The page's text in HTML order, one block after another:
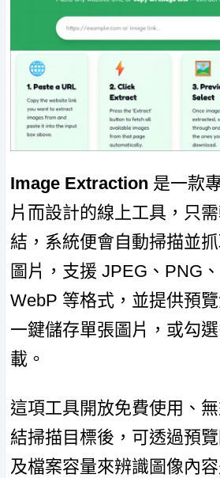
Image Extraction 是一款
片而設計的線上工具，只
結，系統便會自動掃描並
圖片，支援 JPEG、PNG
WebP 等格式，並提供預
一鍵儲存單張圖片，或勾
載。
這項工具開放免費使用、
結掃描目標後，可透過預
及檔案容量來辨識圖像內